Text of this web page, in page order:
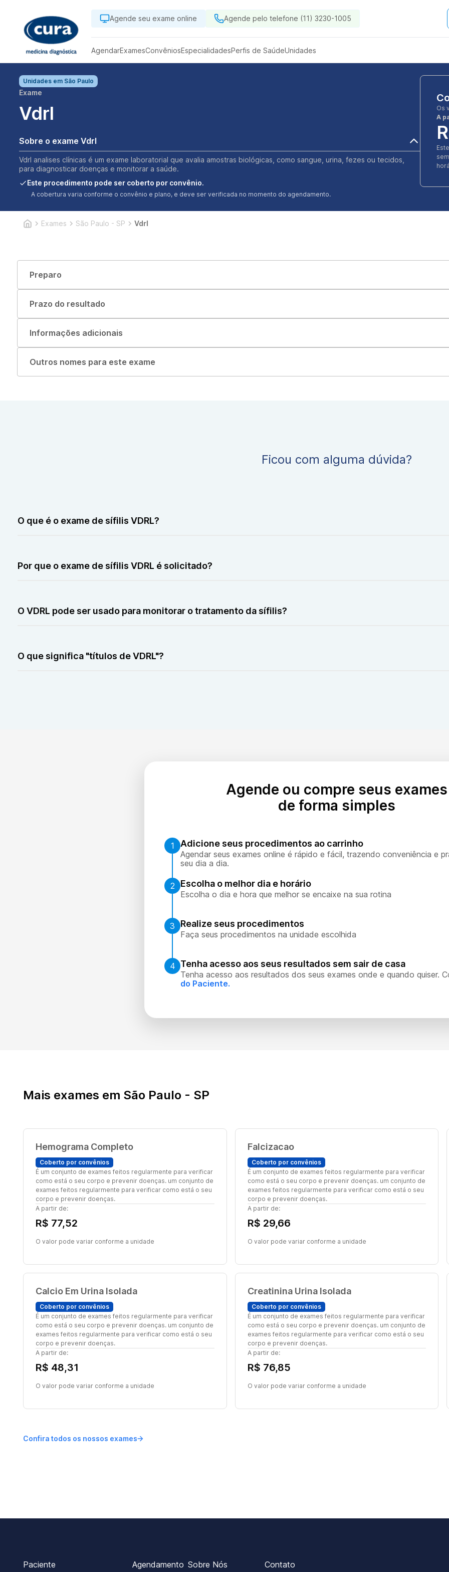
Agende seu exame online Agende pelo telefone (11) 3230-1005
AgendarExamesConvêniosEspecialidadesPerfis de SaúdeUnidades
Unidades em São Paulo
Exame
Vdrl
Sobre o exame Vdrl
Vdrl analises clínicas é um exame laboratorial que avalia amostras biológicas, como sangue, urina, fezes ou tecidos,
para diagnosticar doenças e monitorar a saúde.
Este procedimento pode ser coberto por convênio.
A cobertura varia conforme o convênio e plano, e deve ser verificada no momento do agendamento.
Os
A
Exames São Paulo - SP Vdrl
Preparo
Prazo do resultado
Informações adicionais
Outros nomes para este exame
Ficou com alguma dúvida?
O que é o exame de sífilis VDRL?
causa a sífilis.
Por que o exame de sífilis VDRL é solicitado?
rotina.
O VDRL pode ser usado para monitorar o tratamento da sífilis?
O que significa "títulos de VDRL"?
Agende ou compre seus exames
de forma simples
1 Adicione seus procedimentos ao carrinho
Agendar seus exames online é rápido e fácil, trazendo conveniência e
seu dia a dia.
2 Escolha o melhor dia e horário
Escolha o dia e hora que melhor se encaixe na sua rotina
3 Realize seus procedimentos
Faça seus procedimentos na unidade escolhida
4 Tenha acesso aos seus resultados sem sair de casa
Tenha acesso aos resultados dos seus exames onde e quando quiser.
do Paciente.
Mais exames em São Paulo - SP
Hemograma Completo
Coberto por convênios
É um conjunto de exames feitos regularmente para verificar
como está o seu corpo e prevenir doenças. um conjunto de
exames feitos regularmente para verificar como está o seu
corpo e prevenir doenças.
A partir de:
R$ 77,52
O valor pode variar conforme a unidade
Falcizacao
Coberto por convênios
É um conjunto de exames feitos regularmente para verificar
como está o seu corpo e prevenir doenças. um conjunto de
exames feitos regularmente para verificar como está o seu
corpo e prevenir doenças.
A partir de:
R$ 29,66
O valor pode variar conforme a unidade
Calcio Em Urina Isolada
Coberto por convênios
É um conjunto de exames feitos regularmente para verificar
como está o seu corpo e prevenir doenças. um conjunto de
exames feitos regularmente para verificar como está o seu
corpo e prevenir doenças.
A partir de:
R$ 48,31
O valor pode variar conforme a unidade
Creatinina Urina Isolada
Coberto por convênios
É um conjunto de exames feitos regularmente para verificar
como está o seu corpo e prevenir doenças. um conjunto de
exames feitos regularmente para verificar como está o seu
corpo e prevenir doenças.
A partir de:
R$ 76,85
O valor pode variar conforme a unidade
Confira todos os nossos exames
Paciente Agendamento Sobre Nós Contato